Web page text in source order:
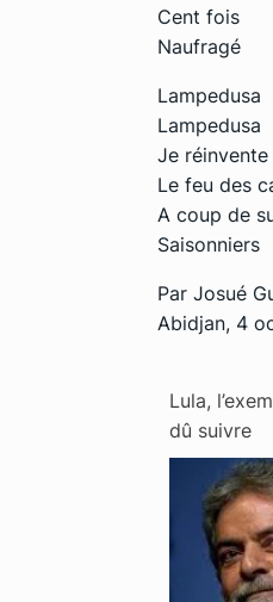
Cent fois
Naufragé
Lampedusa
Lampedusa
Je réinvente
Le feu des
A coup de
Saisonniers
Par Josué
Abidjan, 4
Lula,
dû suivre